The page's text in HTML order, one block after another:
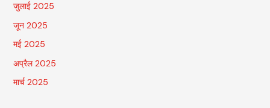
जुलाई 2025
जून 2025
मई 2025
अप्रैल 2025
मार्च 2025